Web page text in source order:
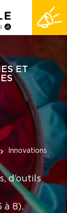
ET
Innovations
d’outils
à 8).